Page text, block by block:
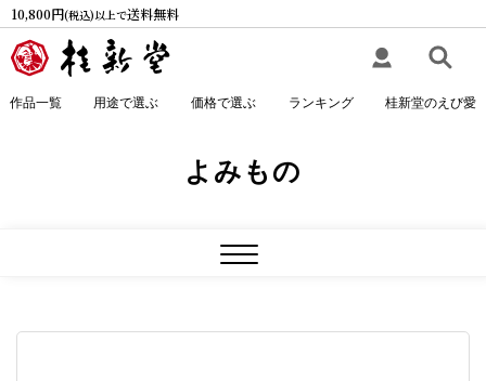
Skip
content
10,800円(税込)以上で送料無料
作品一覧 用途で選ぶ 価格で選ぶ ランキング 桂新堂のえび愛
よみもの